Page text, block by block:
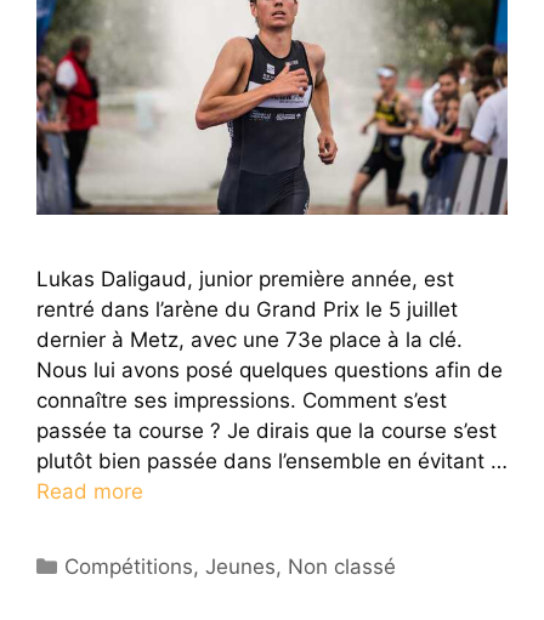
Lukas Daligaud, junior première année, est
rentré dans l’arène du Grand Prix le 5 juillet
dernier à Metz, avec une 73e place à la clé.
Nous lui avons posé quelques questions afin de
connaître ses impressions. Comment s’est
passée ta course ? Je dirais que la course s’est
plutôt bien passée dans l’ensemble en évitant …
Read more
Catégories
Compétitions,Jeunes, Non classé